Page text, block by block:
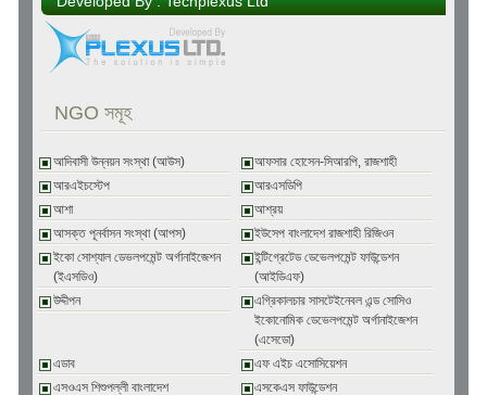
NGO সমূহ
আদিবাসী উন্নয়ন সংস্থা (আউস)
আফসার হোসেন-সিআরপি, রাজশাহী
আরএইচস্টেপ
আরএসডিপি
আশা
আশ্রয়
আসক্ত পূনর্বাসন সংস্থা (আপস)
ইউসেপ বাংলাদেশ রাজশাহী রিজিওন
ইকো সোশ্যাল ডেভলপমেন্ট অর্গানাইজেশন
(ইএসডিও)
ইন্টিগ্রেটেড ডেভেলপমেন্ট ফাউন্ডেশন
(আইডিএফ)
উদ্দীপন
এগ্রিকালচার সাসটেইনেবল এন্ড সোসিও
ইকোনোমিক ডেভেলপমেন্ট অর্গানাইজেশন
(এসেডো)
এডাব
এফ এইচ এসোসিয়েশন
এসওএস শিশুপল্লী বাংলাদেশ
এসকেএস ফাউন্ডেশন